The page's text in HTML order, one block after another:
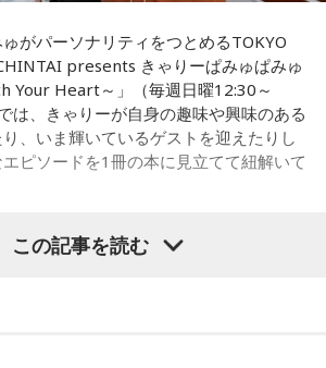
ら次へと名乗り出ていらして、およそ8
名前が判明しました。
んからもこの悲惨な銃撃を語り継いで
1992年には、地元のロータリークラブの
き用のタオルも持ってきて（笑）。
ね、来てくれたらいいな……当たれ
で来てほしいもん。もしディズニーに
けたときはまた教えてね！ 当たります
、プレミアム会員の登録でご利用いた
がパーソナリティをつとめるTOKYO
presents きゃりーぱみゅぱみゅ
Your Heart～」（毎週日曜12:30～
は、きゃりーが自身の趣味や興味のある
、いま輝いているゲストを迎えたりし
ピソードを1冊の本に見立てて紐解いて
ゲストは、「ハグレモノをツワモノに」
株式会社yutori 代表取締役社長の片石貴
この記事を読む